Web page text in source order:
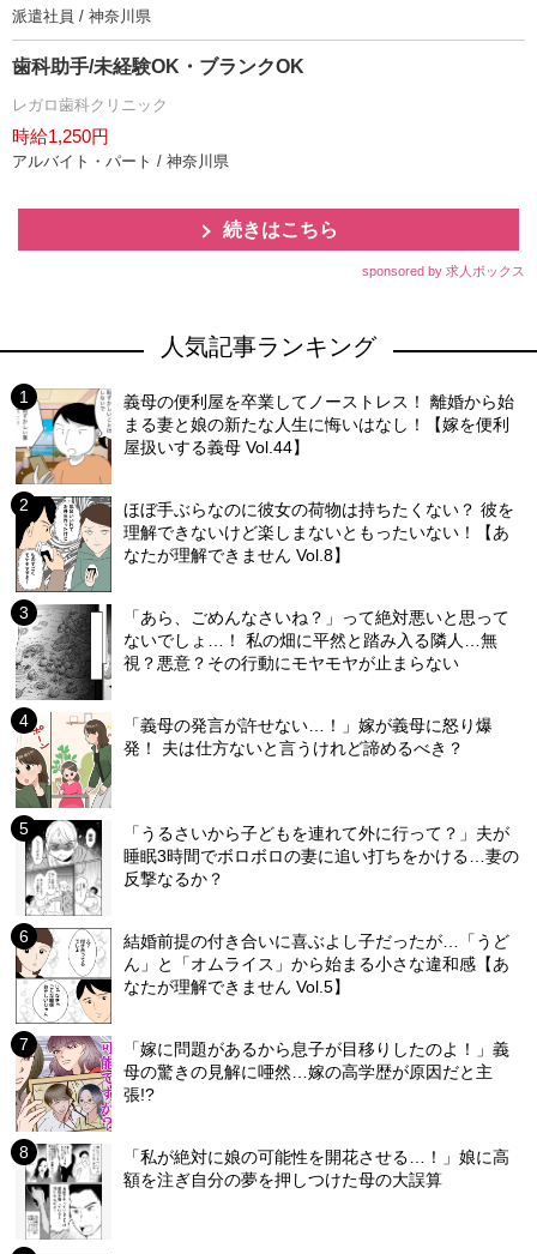
派遣社員 / 神奈川県
歯科助手/未経験OK・ブランクOK
レガロ歯科クリニック
時給1,250円
アルバイト・パート / 神奈川県
続きはこちら
sponsored by 求人ボックス
人気記事ランキング
義母の便利屋を卒業してノーストレス！ 離婚から始
まる妻と娘の新たな人生に悔いはなし！【嫁を便利
屋扱いする義母 Vol.44】
ほぼ手ぶらなのに彼女の荷物は持ちたくない？ 彼を
理解できないけど楽しまないともったいない！【あ
なたが理解できません Vol.8】
「あら、ごめんなさいね？」って絶対悪いと思って
ないでしょ…！ 私の畑に平然と踏み入る隣人…無
視？悪意？その行動にモヤモヤが止まらない
「義母の発言が許せない…！」嫁が義母に怒り爆
発！ 夫は仕方ないと言うけれど諦めるべき？
「うるさいから子どもを連れて外に行って？」夫が
睡眠3時間でボロボロの妻に追い打ちをかける…妻の
反撃なるか？
結婚前提の付き合いに喜ぶよし子だったが…「うど
ん」と「オムライス」から始まる小さな違和感【あ
なたが理解できません Vol.5】
「嫁に問題があるから息子が目移りしたのよ！」義
母の驚きの見解に唖然…嫁の高学歴が原因だと主
張!?
「私が絶対に娘の可能性を開花させる…！」娘に高
額を注ぎ自分の夢を押しつけた母の大誤算